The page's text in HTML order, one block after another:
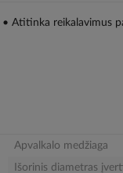
reikalavimus
Apvalkalo medžiaga
Išorinis diametras